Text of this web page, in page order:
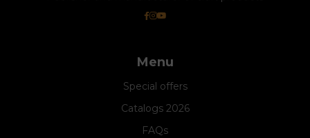
Menu
Special offers
Catalogs 2026
FAQs